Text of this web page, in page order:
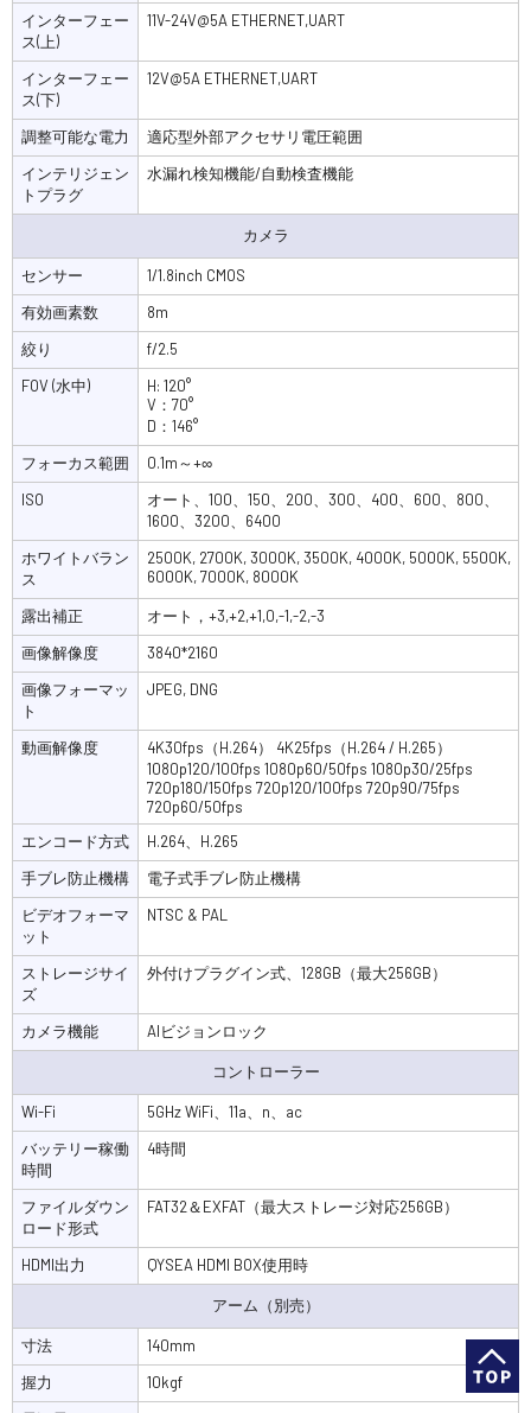
インターフェー
ス(上)
11V-24V@5A ETHERNET,UART
インターフェー
ス(下)
12V@5A ETHERNET,UART
調整可能な電力
適応型外部アクセサリ電圧範囲
インテリジェン
トプラグ
水漏れ検知機能/自動検査機能
カメラ
センサー
1/1.8inch CMOS
有効画素数
8m
絞り
f/2.5
FOV (水中)
H: 120°
V：70°
D：146°
フォーカス範囲
0.1m～+∞
ISO
オート、100、150、200、300、400、600、800、
1600、3200、6400
ホワイトバラン
ス
2500K, 2700K, 3000K, 3500K, 4000K, 5000K, 5500K,
6000K, 7000K, 8000K
露出補正
オート，+3,+2,+1,0,-1,-2,-3
画像解像度
3840*2160
画像フォーマッ
ト
JPEG, DNG
動画解像度
4K30fps（H.264） 4K25fps（H.264 / H.265）
1080p120/100fps 1080p60/50fps 1080p30/25fps
720p180/150fps 720p120/100fps 720p90/75fps
720p60/50fps
エンコード方式
H.264、H.265
手ブレ防止機構
電子式手ブレ防止機構
ビデオフォーマ
ット
NTSC & PAL
ストレージサイ
ズ
外付けプラグイン式、128GB（最大256GB）
カメラ機能 AIビジョンロック
コントローラー
Wi-Fi
5GHz WiFi、11a、n、ac
バッテリー稼働
時間
4時間
ファイルダウン
ロード形式
FAT32＆EXFAT（最大ストレージ対応256GB）
HDMI出力 QYSEA HDMI BOX使用時
アーム（別売）
寸法
140mm
握力
10kgf